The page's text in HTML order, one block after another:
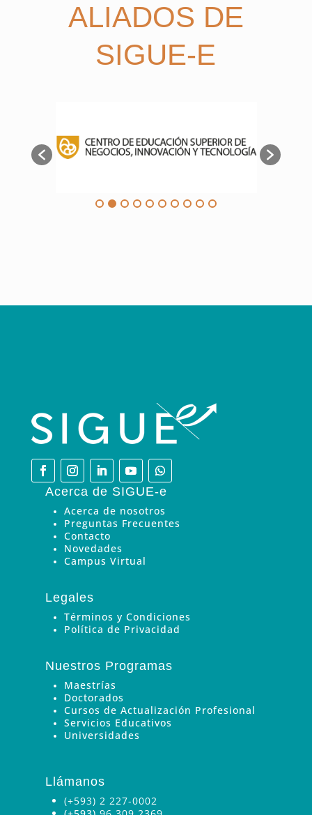
ALIADOS DE
SIGUE-E
Acerca de SIGUE-e
Acerca de nosotros
Preguntas Frecuentes
Contacto
Novedades
Campus Virtual
Legales
Términos y Condiciones
Política de Privacidad
Nuestros Programas
Maestrías
Doctorados
Cursos de Actualización Profesional
Servicios Educativos
Universidades
Llámanos
(+593) 2 227-0002